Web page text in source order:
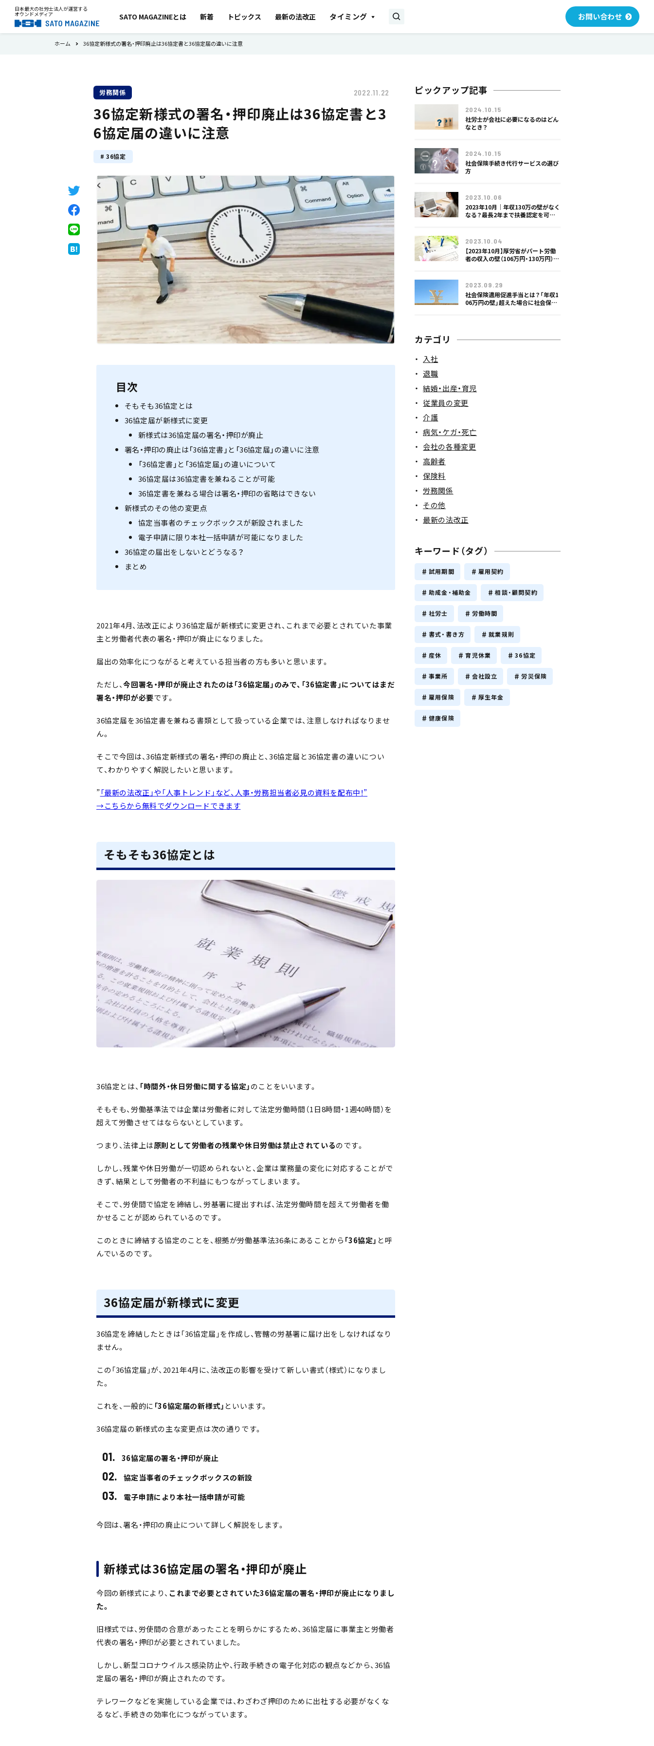
日本最大の社労士法人が運営する
オウンドメディア SATO MAGAZINEとは 新着 トピックス 最新の法改正 タイミング お問い合わせ
キーワード
相談・顧問契約
社労士
労働時間
書式・書き方 就業規則 産休
会社設立 労災保険
雇用保険
厚生年金
健康保険
ホーム 36協定新様式の署名・押印廃止は36協定書と36協定届の違いに注意
労務関係 2022.11.22
36協定新様式の署名・押印廃止は36協定書と3
6協定届の違いに注意
36協定
目次
そもそも36協定とは
36協定届が新様式に変更
新様式は36協定届の署名・押印が廃止
署名・押印の廃止は「36協定書」と「36協定届」の違いに注意
「36協定書」と「36協定届」の違いについて
36協定届は36協定書を兼ねることが可能
36協定書を兼ねる場合は署名・押印の省略はできない
新様式のその他の変更点
協定当事者のチェックボックスが新設されました
電子申請に限り本社一括申請が可能になりました
36協定の届出をしないとどうなる？
まとめ
2021年4月、法改正により36協定届が新様式に変更され、これまで必要とされていた事業
主と労働者代表の署名・押印が廃止になりました。
届出の効率化につながると考えている担当者の方も多いと思います。
ただし、今回署名・押印が廃止されたのは「36協定届」のみで、「36協定書」についてはまだ
署名・押印が必要です。
36協定届を36協定書を兼ねる書類として扱っている企業では、注意しなければなりませ
ん。
そこで今回は、36協定新様式の署名・押印の廃止と、36協定届と36協定書の違いについ
て、わかりやすく解説したいと思います。
”「最新の法改正」や「人事トレンド」など、人事・労務担当者必見の資料を配布中！”
→こちらから無料でダウンロードできます
そもそも36協定とは
36協定とは、 「時間外・休日労働に関する協定」のことをいいます。
そもそも、労働基準法では企業は労働者に対して法定労働時間（1日8時間・1週40時間）を
超えて労働させてはならないとしています。
つまり、法律上は原則として労働者の残業や休日労働は禁止されているのです。
しかし、残業や休日労働が一切認められないと、企業は業務量の変化に対応することがで
きず、結果として労働者の不利益にもつながってしまいます。
そこで、労使間で協定を締結し、労基署に提出すれば、法定労働時間を超えて労働者を働
かせることが認められているのです。
このときに締結する協定のことを、根拠が労働基準法36条にあることから 「36協定」 と呼
んでいるのです。
36協定届が新様式に変更
36協定を締結したときは「36協定届」を作成し、管轄の労基署に届け出をしなければなり
ません。
この「36協定届」が、2021年4月に、法改正の影響を受けて新しい書式（様式）になりまし
た。
これを、一般的に 「36協定届の新様式」 といいます。
36協定届の新様式の主な変更点は次の通りです。
36協定届の署名・押印が廃止
協定当事者のチェックボックスの新設
電子申請により本社一括申請が可能
今回は、署名・押印の廃止について詳しく解説をします。
新様式は36協定届の署名・押印が廃止
今回の新様式により、 これまで必要とされていた36協定届の署名・押印が廃止になりまし
た。
旧様式では、労使間の合意があったことを明らかにするため、36協定届に事業主と労働者
代表の署名・押印が必要とされていました。
しかし、新型コロナウイルス感染防止や、行政手続きの電子化対応の観点などから、36協
定届の署名・押印が廃止されたのです。
テレワークなどを実施している企業では、わざわざ押印のために出社する必要がなくな
るなど、手続きの効率化につながっています。
ピックアップ記事
2024.10.15
社労士が会社に必要になるのはどん
なとき？
2024.10.15
社会保険手続き代行サービスの選び
方
2023.10.06
2023年10月｜年収130万の壁がなく
なる？最長2年まで扶養認定を可能
2023.10.04
【2023年10月】厚労省がパート労働
者の収入の壁（106万円・130万円）対
2023.09.29
社会保険適用促進手当とは？「年収1
06万円の壁」超えた場合に社会保険
カテゴリ
入社
退職
結婚・出産・育児
従業員の変更
介護
病気・ケガ・死亡
会社の各種変更
高齢者
保険料
労務関係
その他
最新の法改正
キーワード（タグ）
試用期間 雇用契約
助成金・補助金 相談・顧問契約
社労士 労働時間
書式・書き方 就業規則
産休 育児休業 36協定
事業所 会社設立 労災保険
雇用保険 厚生年金
健康保険